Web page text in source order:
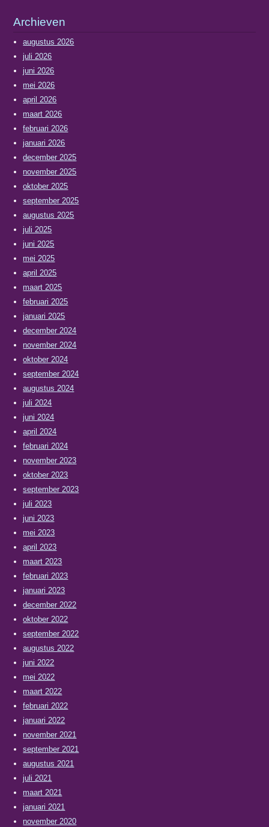
Archieven
augustus 2026
juli 2026
juni 2026
mei 2026
april 2026
maart 2026
februari 2026
januari 2026
december 2025
november 2025
oktober 2025
september 2025
augustus 2025
juli 2025
juni 2025
mei 2025
april 2025
maart 2025
februari 2025
januari 2025
december 2024
november 2024
oktober 2024
september 2024
augustus 2024
juli 2024
juni 2024
april 2024
februari 2024
november 2023
oktober 2023
september 2023
juli 2023
juni 2023
mei 2023
april 2023
maart 2023
februari 2023
januari 2023
december 2022
oktober 2022
september 2022
augustus 2022
juni 2022
mei 2022
maart 2022
februari 2022
januari 2022
november 2021
september 2021
augustus 2021
juli 2021
maart 2021
januari 2021
november 2020